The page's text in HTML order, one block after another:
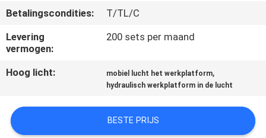
NIEUWS
VRAAG
EEN
SITEMAP
Betalingscondities:
T/TL/C
Levering
vermogen:
200 sets per maand
Hoog licht: mobiel lucht het werkplatform,
hydraulisch werkplatform in de lucht
BESTE PRIJS